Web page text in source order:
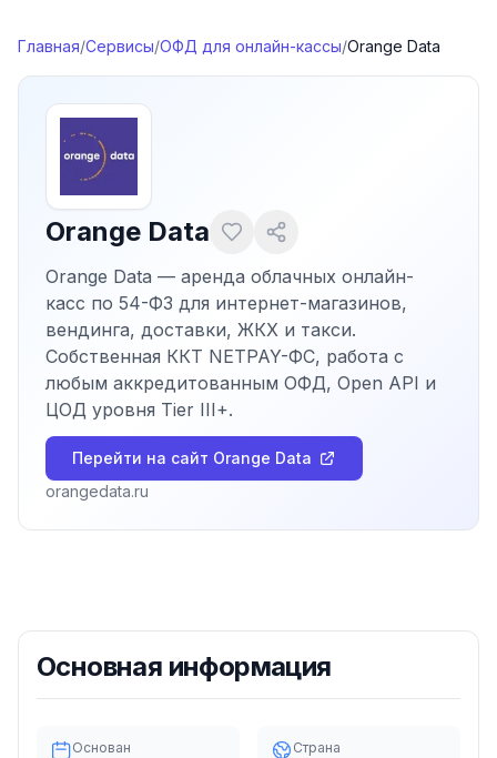
Главная/Сервисы/ОФД для онлайн-кассы/Orange Data
Orange Data
Orange Data — аренда облачных онлайн-
касс по 54-ФЗ для интернет-магазинов,
вендинга, доставки, ЖКХ и такси.
Собственная ККТ NETPAY-ФС, работа с
любым аккредитованным ОФД, Open API и
ЦОД уровня Tier III+.
Перейти на сайт Orange Data
orangedata.ru
Основная информация
Основан Страна